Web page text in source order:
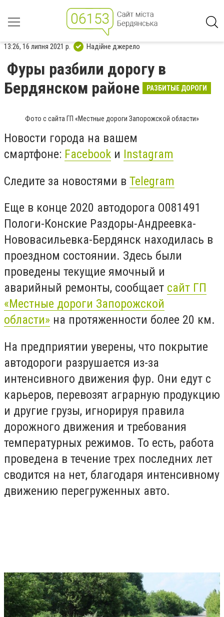
13:26, 16 липня 2021 р. Надійне джерело
Фуры разбили дорогу в
Бердянском районе
РАЗБИТЫЕ ДОРОГИ
Фото с сайта ГП «Местные дороги Запорожской области»
Новости города на вашем
смартфоне: Facebook и Instagram
Следите за новостями в Telegram
Еще в конце 2020 автодорога О081491
Пологи-Конские Раздоры-Андреевка-
Нововасильевка-Бердянск находилась в
проездном состоянии. Здесь были
проведены текущие ямочный и
аварийный ремонты, сообщает сайт ГП
«Местные дороги Запорожской
области» на протяженности более 20 км.
На предприятии уверены, что покрытие
автодороги разрушается из-за
интенсивного движения фур. Они едут с
карьеров, перевозят аграрную продукцию
и другие грузы, игнорируя правила
дорожного движения и требования
температурных режимов. То есть, работа
проведена в течение трех последних лет
сводится на нет, благодаря интенсивному
движению перегруженных авто.